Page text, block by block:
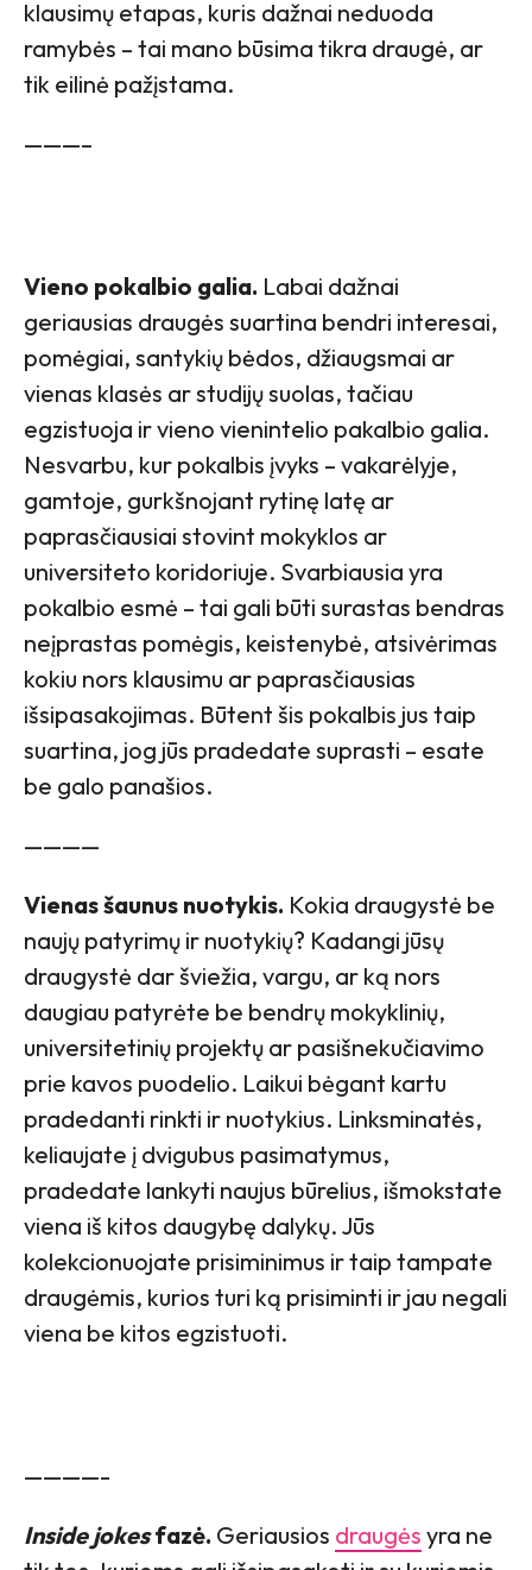
klausimų etapas, kuris dažnai neduoda
ramybės – tai mano būsima tikra draugė, ar
tik eilinė pažįstama.
———–
Vieno pokalbio galia. Labai dažnai
geriausias draugės suartina bendri interesai,
pomėgiai, santykių bėdos, džiaugsmai ar
vienas klasės ar studijų suolas, tačiau
egzistuoja ir vieno vienintelio pakalbio galia.
Nesvarbu, kur pokalbis įvyks – vakarėlyje,
gamtoje, gurkšnojant rytinę latę ar
paprasčiausiai stovint mokyklos ar
universiteto koridoriuje. Svarbiausia yra
pokalbio esmė – tai gali būti surastas bendras
neįprastas pomėgis, keistenybė, atsivėrimas
kokiu nors klausimu ar paprasčiausias
išsipasakojimas. Būtent šis pokalbis jus taip
suartina, jog jūs pradedate suprasti – esate
be galo panašios.
————
Vienas šaunus nuotykis. Kokia draugystė be
naujų patyrimų ir nuotykių? Kadangi jūsų
draugystė dar šviežia, vargu, ar ką nors
daugiau patyrėte be bendrų mokyklinių,
universitetinių projektų ar pasišnekučiavimo
prie kavos puodelio. Laikui bėgant kartu
pradedanti rinkti ir nuotykius. Linksminatės,
keliaujate į dvigubus pasimatymus,
pradedate lankyti naujus būrelius, išmokstate
viena iš kitos daugybę dalykų. Jūs
kolekcionuojate prisiminimus ir taip tampate
draugėmis, kurios turi ką prisiminti ir jau negali
viena be kitos egzistuoti.
————-
Inside jokesfazė. Geriausios draugės yra ne